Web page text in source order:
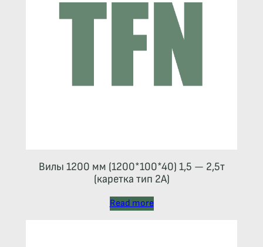
Вилы 1200 мм (1200*100*40) 1,5 — 2,5т
(каретка тип 2A)
Read more